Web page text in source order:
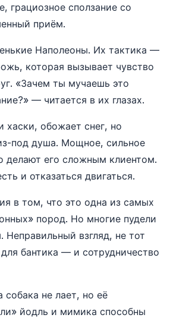
грациозное сползание со
приём.
Наполеоны. Их тактика —
которая вызывает чувство
«Зачем ты мучаешь это
— читается в их глазах.
хаски, обожает снег, но
под душа. Мощное, сильное
делают его сложным клиентом.
и отказаться двигаться.
в том, что это одна из самых
пород. Но многие пудели
взгляд, не тот
бантика — и сотрудничество
собака не лает, но её
йодль и мимика способны